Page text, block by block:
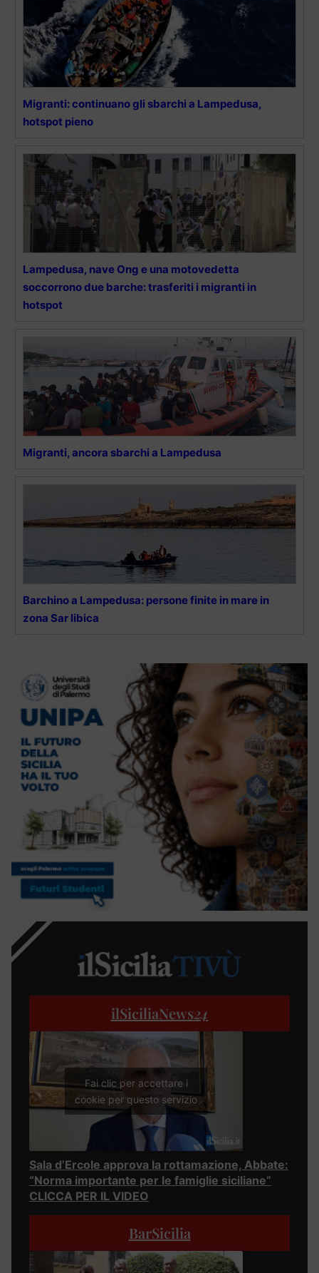
Migranti: continuano gli sbarchi a Lampedusa,
hotspot pieno
Lampedusa, nave Ong e una motovedetta
soccorrono due barche: trasferiti i migranti in
hotspot
Migranti, ancora sbarchi a Lampedusa
Barchino a Lampedusa: persone finite in mare in
zona Sar libica
ilSiciliaNews24
Fai clic per accettare i
cookie per questo servizio
Sala d’Ercole approva la rottamazione, Abbate:
“Norma importante per le famiglie siciliane”
CLICCA PER IL VIDEO
BarSicilia